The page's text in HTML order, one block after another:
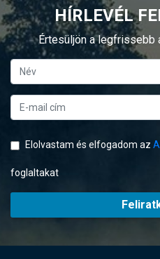
HÍRLEVÉL
Értesüljön a legfrissebb
Elolvastam és elfogadom az
foglaltakat